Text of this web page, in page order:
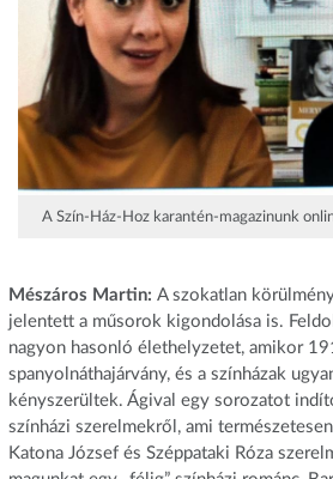
A Szín-Ház-Hoz karantén-magazinunk
Mészáros Martin: A szokatlan
jelentett a műsorok kigondolása is.
nagyon hasonló élethelyzetet, amikor
spanyolnáthajárvány, és a színházak
kényszerültek. Ágival egy sorozatot
színházi szerelmekről, ami
Katona József és Széppataki Róza